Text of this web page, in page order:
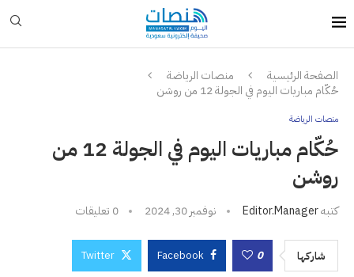
الصفحة الرئيسية
منصات الرياضة
حُكّام مباريات اليوم في الجولة 12 من روشن
منصات الرياضة
حُكّام مباريات اليوم في الجولة 12 من
روشن
كتبهEditor.manager نوفمبر 30, 2024 0 تعليقات
شاركها 0
Facebook
Twitter